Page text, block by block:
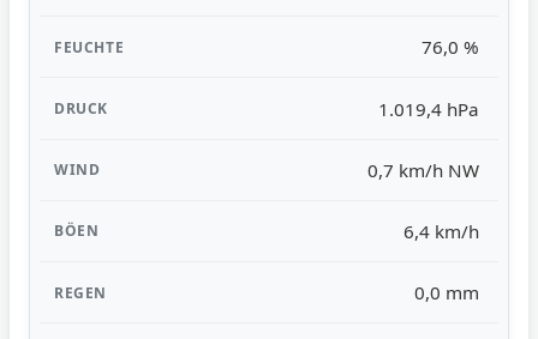
76,0 %
1.019,4 hPa
0,7 km/h NW
6,4 km/h
0,0 mm